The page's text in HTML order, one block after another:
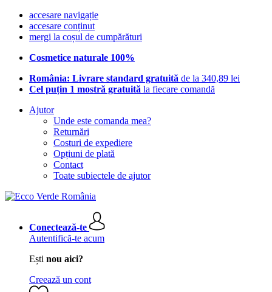
accesare navigație
accesare conținut
mergi la coșul de cumpărături
Cosmetice naturale 100%
România: Livrare standard gratuită de la 340,89 lei
Cel puțin 1 mostră gratuită la fiecare comandă
Ajutor
Unde este comanda mea?
Returnări
Costuri de expediere
Opțiuni de plată
Contact
Toate subiectele de ajutor
Conectează-te
Autentifică-te acum
Ești nou aici?
Creează un cont